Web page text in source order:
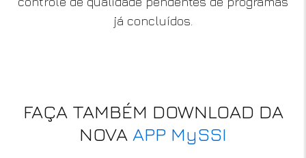
já concluídos.
FAÇA TAMBÉM DOWNLOAD DA
NOVA APP MySSI